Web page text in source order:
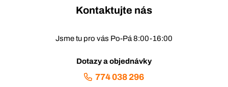
Kontaktujte nás
Jsme tu pro vás Po-Pá 8:00-16:00
Dotazy a objednávky
774 038 296